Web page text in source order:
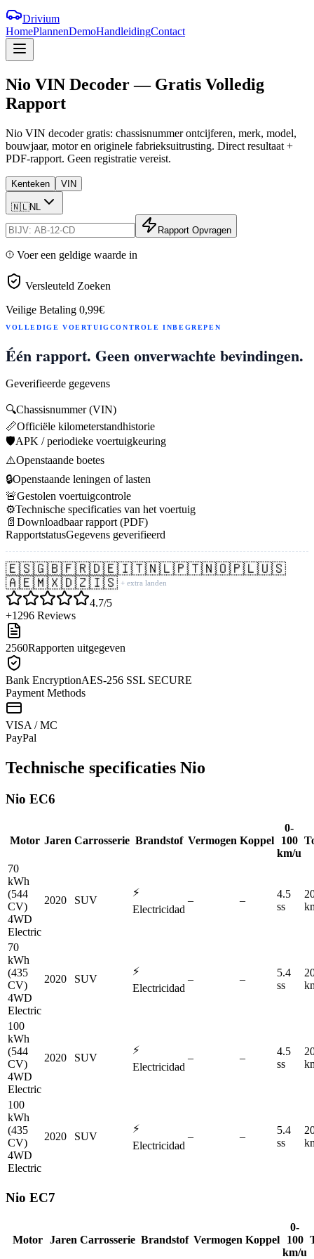
Drivium
HomePlannenDemoHandleidingContact
Nio VIN Decoder— Gratis Volledig
Rapport
Nio VIN decoder gratis: chassisnummer ontcijferen, merk, model,
bouwjaar, motor en originele fabrieksuitrusting. Direct resultaat +
PDF-rapport. Geen registratie vereist.
Kenteken VIN
🇳🇱NL
Rapport Opvragen
Voer een geldige waarde in
Versleuteld Zoeken
Veilige Betaling 0,99€
VOLLEDIGE VOERTUIGCONTROLE INBEGREPEN
Één rapport. Geen onverwachte bevindingen.
Geverifieerde gegevens
🔍Chassisnummer (VIN)
📏Officiële kilometerstandhistorie
🛡️APK / periodieke voertuigkeuring
⚠️Openstaande boetes
🔒Openstaande leningen of lasten
🚨Gestolen voertuigcontrole
⚙️Technische specificaties van het voertuig
📄 Downloadbaar rapport (PDF)
RapportstatusGegevens geverifieerd
🇪🇸🇬🇧🇫🇷🇩🇪🇮🇹🇳🇱🇵🇹🇳🇴🇵🇱🇺🇸
🇦🇪🇲🇽🇩🇿🇮🇸 + extra landen
4.7/5
+1296 Reviews
2560Rapporten uitgegeven
Bank EncryptionAES-256 SSL SECURE
Payment Methods
VISA / MC
PayPal
Technische specificaties Nio
Nio EC6
Motor Jaren Carrosserie Brandstof Vermogen Koppel
0-
100
km/u
70
kWh
(544
CV)
4WD
Electric
2020 SUV
⚡
Electricidad
– –
4.5
ss
70
kWh
(435
CV)
4WD
Electric
2020 SUV
⚡
Electricidad
– –
5.4
ss
100
kWh
(544
CV)
4WD
Electric
2020 SUV
⚡
Electricidad
– –
4.5
ss
100
kWh
(435
CV)
4WD
Electric
2020 SUV
⚡
Electricidad
– –
5.4
ss
Nio EC7
Motor Jaren Carrosserie Brandstof Vermogen Koppel
0-
100
km/u